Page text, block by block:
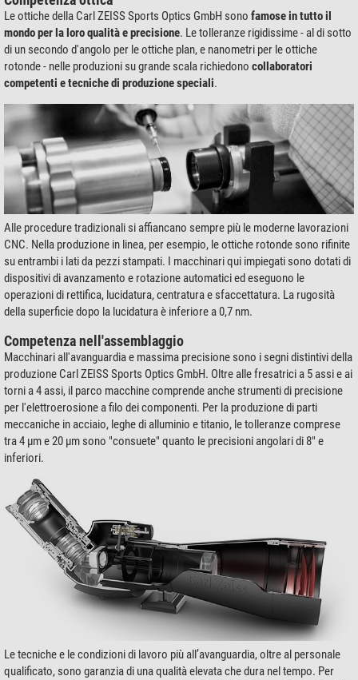
Le ottiche della Carl ZEISS Sports Optics GmbH sono famose in tutto il
mondo per la loro qualità e precisione. Le tolleranze rigidissime - al di sotto
di un secondo d'angolo per le ottiche plan, e nanometri per le ottiche
rotonde - nelle produzioni su grande scala richiedono collaboratori
competenti e tecniche di produzione speciali.
Alle procedure tradizionali si affiancano sempre più le moderne lavorazioni
CNC. Nella produzione in linea, per esempio, le ottiche rotonde sono rifinite
su entrambi i lati da pezzi stampati. I macchinari qui impiegati sono dotati di
dispositivi di avanzamento e rotazione automatici ed eseguono le
operazioni di rettifica, lucidatura, centratura e sfaccettatura. La rugosità
della superficie dopo la lucidatura è inferiore a 0,7 nm.
Competenza nell'assemblaggio
Macchinari all'avanguardia e massima precisione sono i segni distintivi della
produzione Carl ZEISS Sports Optics GmbH. Oltre alle fresatrici a 5 assi e ai
torni a 4 assi, il parco macchine comprende anche strumenti di precisione
per l'elettroerosione a filo dei componenti. Per la produzione di parti
meccaniche in acciaio, leghe di alluminio e titanio, le tolleranze comprese
tra 4 µm e 20 µm sono "consuete" quanto le precisioni angolari di 8" e
inferiori.
Le tecniche e le condizioni di lavoro più all’avanguardia, oltre al personale
qualificato, sono garanzia di una qualità elevata che dura nel tempo. Per